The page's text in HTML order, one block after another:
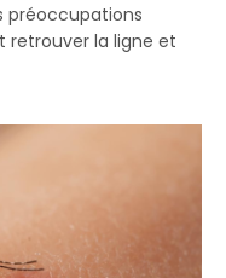
préoccupations
la ligne et